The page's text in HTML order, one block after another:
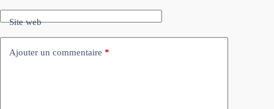
Site web
Ajouter un commentaire *